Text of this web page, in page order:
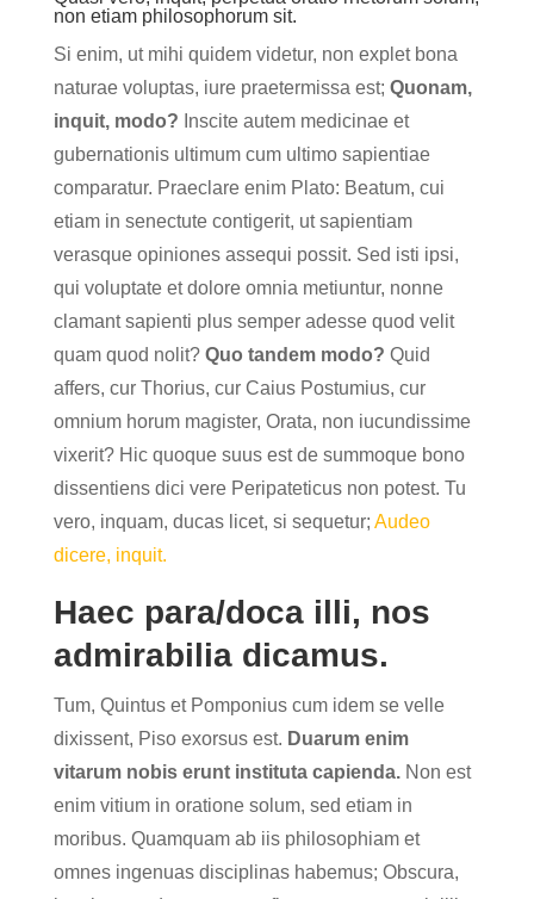
non etiam philosophorum sit.
Si enim, ut mihi quidem videtur, non explet bona
naturae voluptas, iure praetermissa est; Quonam,
inquit, modo? Inscite autem medicinae et
gubernationis ultimum cum ultimo sapientiae
comparatur. Praeclare enim Plato: Beatum, cui
etiam in senectute contigerit, ut sapientiam
verasque opiniones assequi possit. Sed isti ipsi,
qui voluptate et dolore omnia metiuntur, nonne
clamant sapienti plus semper adesse quod velit
quam quod nolit? Quo tandem modo? Quid
affers, cur Thorius, cur Caius Postumius, cur
omnium horum magister, Orata, non iucundissime
vixerit? Hic quoque suus est de summoque bono
dissentiens dici vere Peripateticus non potest. Tu
vero, inquam, ducas licet, si sequetur; Audeo
dicere, inquit.
Haec para/doca illi, nos
admirabilia dicamus.
Tum, Quintus et Pomponius cum idem se velle
dixissent, Piso exorsus est. Duarum enim
vitarum nobis erunt instituta capienda.Non est
enim vitium in oratione solum, sed etiam in
moribus. Quamquam ab iis philosophiam et
omnes ingenuas disciplinas habemus; Obscura,